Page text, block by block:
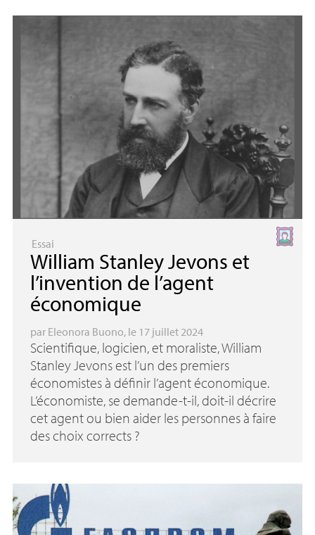
Essai
William Stanley Jevons et
l’invention de l’agent
économique
par Eleonora Buono, le 17 juillet 2024
Scientifique, logicien, et moraliste, William
Stanley Jevons est l’un des premiers
économistes à définir l’agent économique.
L’économiste, se demande-t-il, doit-il décrire
cet agent ou bien aider les personnes à faire
des choix corrects ?